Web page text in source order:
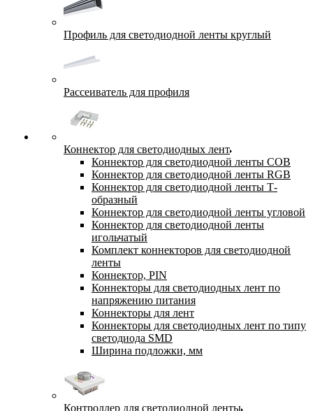
Профиль для светодиодной ленты круглый
Рассеиватель для профиля
Коннектор для светодиодных лент
Коннектор для светодиодной ленты COB
Коннектор для светодиодной ленты RGB
Коннектор для светодиодной ленты Т-
образный
Коннектор для светодиодной ленты угловой
Коннектор для светодиодной ленты
игольчатый
Комплект коннекторов для светодиодной
ленты
Коннектор, PIN
Коннекторы для светодиодных лент по
напряжению питания
Коннекторы для лент
Коннекторы для светодиодных лент по типу
светодиода SMD
Ширина подложки, мм
Контроллер для светодиодной ленты